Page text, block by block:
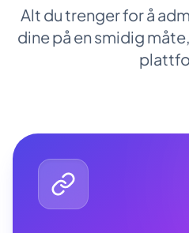
Alt du trenger for å
dine på en smidig